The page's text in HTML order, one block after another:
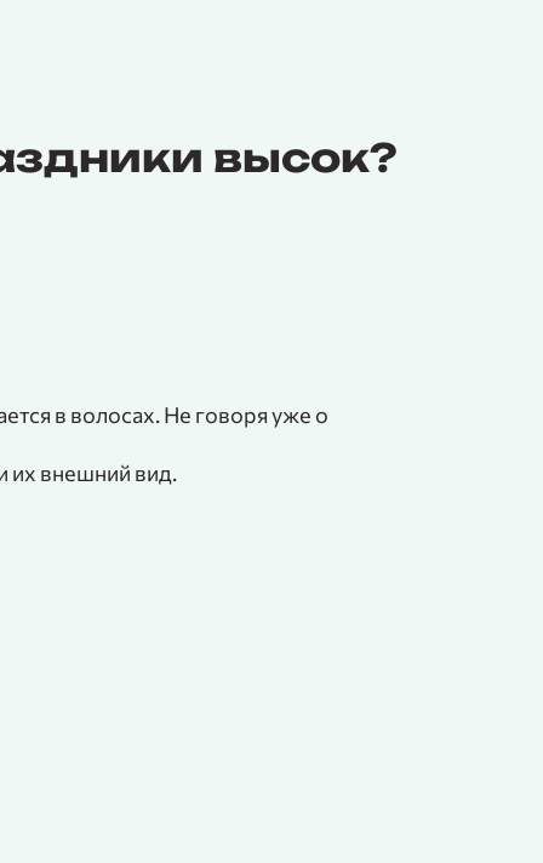
высок?
в волосах. Не говоря уже о
их внешний вид.